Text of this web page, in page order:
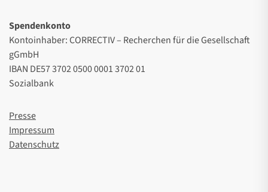
Spendenkonto
Kontoinhaber: CORRECTIV – Recherchen für die Gesellschaft
gGmbH
IBAN DE57 3702 0500 0001 3702 01
Sozialbank
Presse
Impressum
Datenschutz